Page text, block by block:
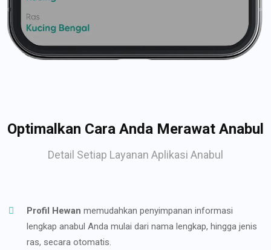
Optimalkan Cara Anda Merawat Anabul
Detail Setiap Layanan Aplikasi Anabul
Profil Hewan memudahkan penyimpanan informasi
lengkap anabul Anda mulai dari nama lengkap, hingga jenis
ras, secara otomatis.